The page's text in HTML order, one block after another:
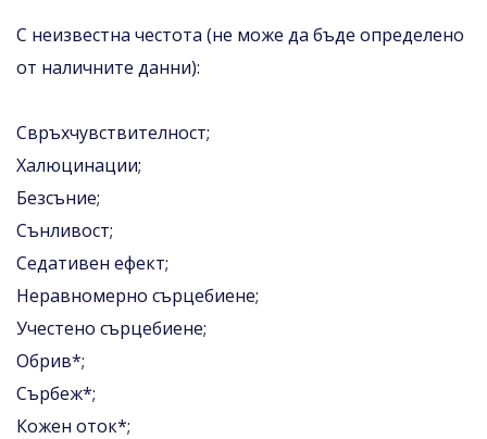
С неизвестна честота (не може да бъде определено
от наличните данни):
Свръхчувствителност;
Халюцинации;
Безсъние;
Сънливост;
Седативен ефект;
Неравномерно сърцебиене;
Учестено сърцебиене;
Обрив*;
Сърбеж*;
Кожен оток*;